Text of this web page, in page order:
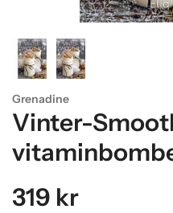
Grenadine
Vinter-
319 kr